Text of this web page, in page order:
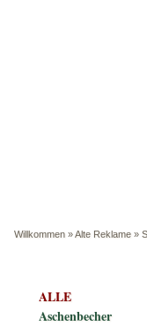
Willkommen »Alte Reklame »
ALLE
Aschenbecher